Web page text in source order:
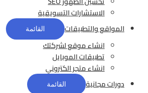
الاستشارات التسويقية
المواقع والتطبيقات
القائمة
انشاء موقع لشركتك
تطبيقات الموبايل
انشاء متجر الكتروني
دورات مجانية
القائمة